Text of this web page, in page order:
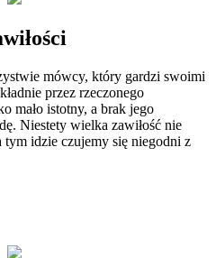
mówcy, który gardzi swoimi
przez rzeczonego
mało istotny, a brak jego
Niestety wielka zawiłość nie
tym idzie czujemy się niegodni z